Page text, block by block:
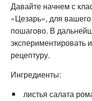
Давайте начнем с
«Цезарь», для
пошагово. В
экспериментировать
рецептуру.
Ингредиенты:
листья салата